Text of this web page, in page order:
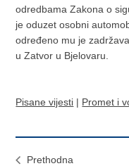
odredbama Zakona o
je oduzet osobni
određeno mu je
u Zatvor u Bjelovaru.
Pisane vijesti | Promet i
Prethodna